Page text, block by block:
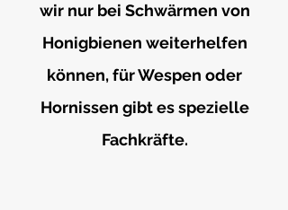
wir nur bei Schwärmen von
Honigbienen weiterhelfen
können, für Wespen oder
Hornissen gibt es spezielle
Fachkräfte.